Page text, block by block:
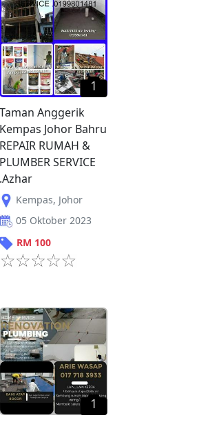
1
Taman Anggerik
Kempas Johor Bahru
REPAIR RUMAH &
PLUMBER SERVICE
.Azhar
Kempas, Johor
05 Oktober 2023
RM 100
1